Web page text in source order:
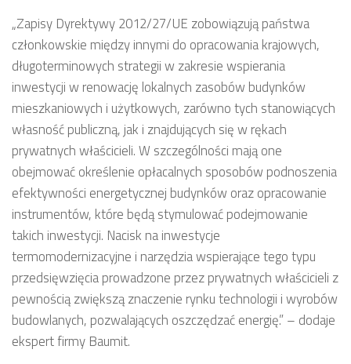
„Zapisy Dyrektywy 2012/27/UE zobowiązują państwa
członkowskie między innymi do opracowania krajowych,
długoterminowych strategii w zakresie wspierania
inwestycji w renowację lokalnych zasobów budynków
mieszkaniowych i użytkowych, zarówno tych stanowiących
własność publiczną, jak i znajdujących się w rękach
prywatnych właścicieli. W szczególności mają one
obejmować określenie opłacalnych sposobów podnoszenia
efektywności energetycznej budynków oraz opracowanie
instrumentów, które będą stymulować podejmowanie
takich inwestycji. Nacisk na inwestycje
termomodernizacyjne i narzędzia wspierające tego typu
przedsięwzięcia prowadzone przez prywatnych właścicieli z
pewnością zwiększą znaczenie rynku technologii i wyrobów
budowlanych, pozwalających oszczędzać energię.” – dodaje
ekspert firmy Baumit.